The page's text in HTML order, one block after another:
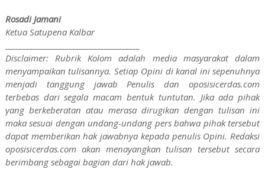
Rosadi Jamani
Ketua Satupena Kalbar
Disclaimer: Rubrik Kolom adalah media masyarakat dalam
menyampaikan tulisannya. Setiap Opini di kanal ini sepenuhnya
menjadi tanggung jawab Penulis dan oposisicerdas.com
terbebas dari segala macam bentuk tuntutan. Jika ada pihak
yang berkeberatan atau merasa dirugikan dengan tulisan ini
maka sesuai dengan undang-undang pers bahwa pihak tersebut
dapat memberikan hak jawabnya kepada penulis Opini. Redaksi
oposisicerdas.com akan menayangkan tulisan tersebut secara
berimbang sebagai bagian dari hak jawab.